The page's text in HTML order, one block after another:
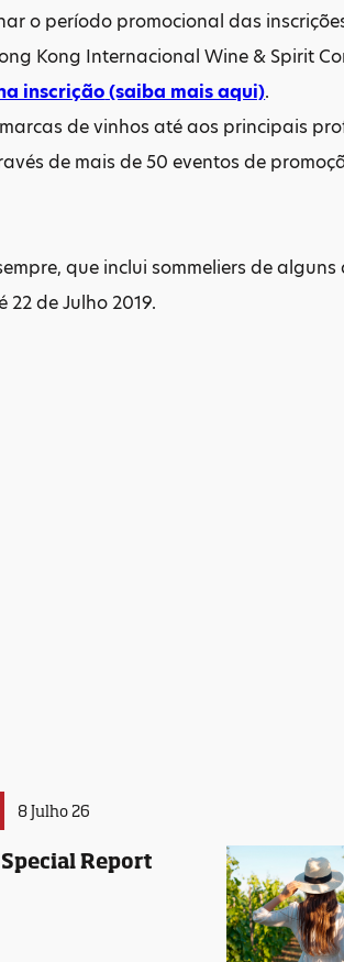
o período promocional das
Kong Internacional Wine & Spirit
inscrição(saiba mais aqui).
de vinhos até aos principais
de mais de 50 eventos de
que inclui sommeliers de
22 de Julho 2019.
8 Julho 26
Report